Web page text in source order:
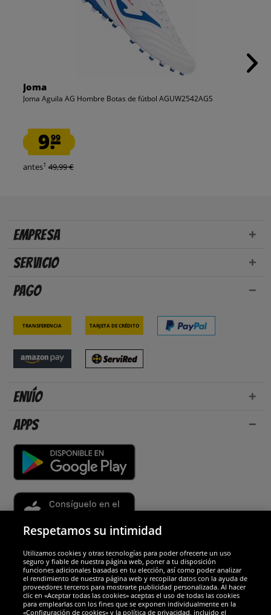
Joma
Joma Aguila AG Hombre Botas de fútbol AGUW2542AGS
9.99
antes1 49,99 €
Empresa
Servicio
Pago
Transferencia Tarjeta de crédito
Envío
Apps
Socios y seguridad
Galardones
Respetamos su intimidad
Utilizamos cookies y otras tecnologías para poder ofrecerte un uso
seguro y fiable de nuestra página web, poner a tu disposición
funciones adicionales basadas en tu elección, así como poder analizar
el rendimiento de nuestra página web y recopilar datos con la ayuda de
proveedores terceros para mostrarte publicidad personalizada. Al hacer
clic en «Aceptar todas las cookies» aceptas el uso de todas las cookies
para emplearlas con los fines que se exponen individualmente en la
«Configuración de cookies» y la política de privacidad, incluido el